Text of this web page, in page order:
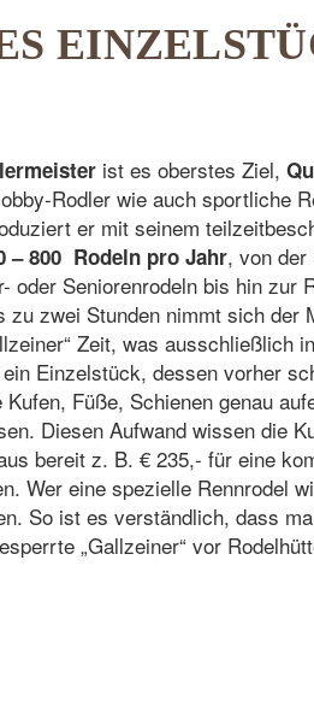
ist es oberstes Ziel,
Rodler wie auch sportliche
er mit seinem
– 800 Rodeln pro Jahr, von
oder Seniorenrodeln bis hin zur
zu zwei Stunden nimmt sich der
Zeit, was ausschließlich
Einzelstück, dessen vorher
Füße, Schienen genau
Diesen Aufwand wissen die
bereit z. B. € 235,- für eine
Wer eine spezielle Rennrodel
So ist es verständlich, dass
„Gallzeiner“ vor